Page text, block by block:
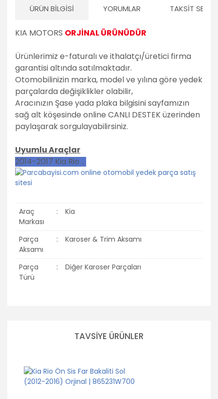
ÜRÜN BILGISI YORUMLAR TAKSIT
KIA MOTORS ORJİNAL ÜRÜNÜDÜR
Ürünlerimiz e-faturalı ve ithalatçı/üretici firma
garantisi altında satılmaktadır.
Otomobilinizin marka, model ve yılına göre yedek
parçalarda değişiklikler olabilir,
Aracınızın Şase yada plaka bilgisini sayfamızın
sağ alt köşesinde online CANLI DESTEK üzerinden
paylaşarak sorgulayabilirsiniz.
Uyumlu Araçlar
2014-2017 Kia Rio ..
Araç
Markası
: Kia
Parça
Aksamı
: Karoser & Trim Aksamı
Parça
Türü
: Diğer Karoser Parçaları
Görüş ve önerileriniz için teşekkür ederiz.
Ürün açıklamasında eksik bilgiler bulunuyor.
TAVSİYE ÜRÜNLER